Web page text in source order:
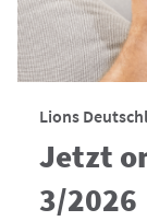
Lions
Jetzt
3/2026